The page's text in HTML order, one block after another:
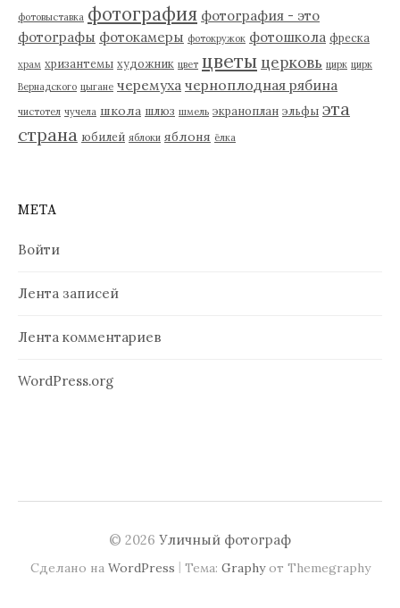
фотовыставка фотография фотография - это
фотографы фотокамеры фотокружок фотошкола фреска
храм хризантемы художник цвет цветы церковь цирк цирк
Вернадского цыгане черемуха черноплодная рябина
чистотел чучела школа шлюз шмель экраноплан эльфы эта
страна юбилей яблоки яблоня ёлка
МЕТА
Войти
Лента записей
Лента комментариев
WordPress.org
© 2026 Уличный фотограф
Сделано на WordPress | Тема: Graphyот Themegraphy